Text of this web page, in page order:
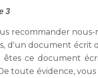
3
recommander nous-
d'un document écrit
êtes ce document
toute évidence,